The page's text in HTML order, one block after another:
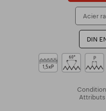
Acier
DIN